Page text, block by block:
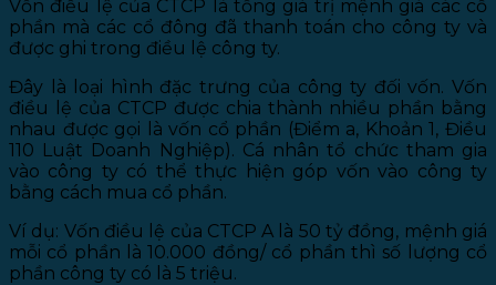
Vốn điều lệ của CTCP là tổng giá trị mệnh giá các cổ
phần mà các cổ đông đã thanh toán cho công ty và
được ghi trong điều lệ công ty.
Đây là loại hình đặc trưng của công ty đối vốn. Vốn
điều lệ của CTCP được chia thành nhiều phần bằng
nhau được gọi là vốn cổ phần (Điểm a, Khoản 1, Điều
110 Luật Doanh Nghiệp). Cá nhân tổ chức tham gia
vào công ty có thể thực hiện góp vốn vào công ty
bằng cách mua cổ phần.
Ví dụ: Vốn điều lệ của CTCP A là 50 tỷ đồng, mệnh giá
mỗi cổ phần là 10.000 đồng/ cổ phần thì số lượng cổ
phần công ty có là 5 triệu.